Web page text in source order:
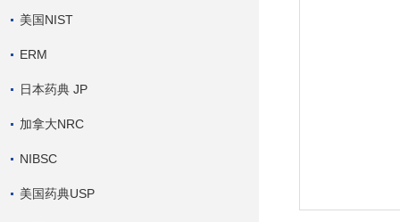
美国NIST
ERM
日本药典 JP
加拿大NRC
NIBSC
美国药典USP